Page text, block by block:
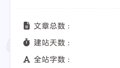
文章总数 :
建站天数 :
全站字数 :